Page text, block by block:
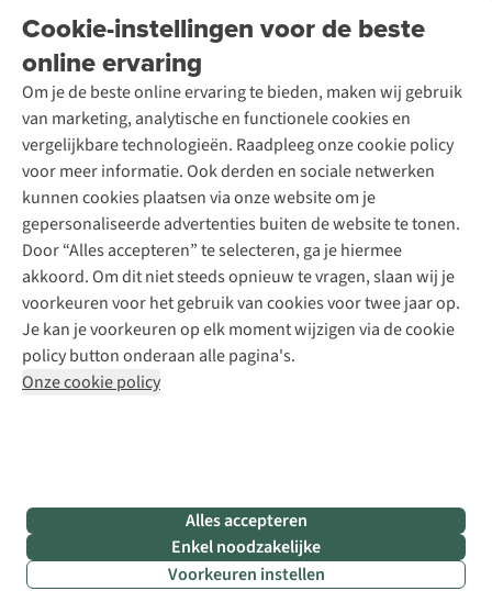
Cookie-instellingen voor de beste
online ervaring
Om je de beste online ervaring te bieden, maken wij gebruik
van marketing, analytische en functionele cookies en
vergelijkbare technologieën. Raadpleeg onze cookie policy
voor meer informatie. Ook derden en sociale netwerken
kunnen cookies plaatsen via onze website om je
gepersonaliseerde advertenties buiten de website te tonen.
Door “Alles accepteren” te selecteren, ga je hiermee
akkoord. Om dit niet steeds opnieuw te vragen, slaan wij je
voorkeuren voor het gebruik van cookies voor twee jaar op.
Je kan je voorkeuren op elk moment wijzigen via de cookie
policy button onderaan alle pagina's.
Onze cookie policy
Alles accepteren
Enkel noodzakelijke
Voorkeuren instellen
Garantie
Contact
Onze winkels
Over A.S.Adventure
Toegankelijkheidsverklaring
Ski-onderhoud
Wasservice
Schoenonderhoud
Schoenherstelling
Kledingherstelling
Retouches
Voor bedrijven
A.S.Magazine
Podcast
Explore Academy
Explore Camp
Gear Check
Inspiratie & advies
Meld je aan voor de nieuwsbrief
Follow us
Disclaimer Privacy Policy
Algemene voorwaarden
Cookie Policy